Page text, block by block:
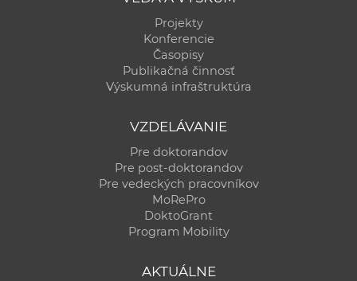
Projekty
Konferencie
Časopisy
Publikačná činnosť
Výskumná infraštruktúra
VZDELÁVANIE
Pre doktorandov
Pre post-doktorandov
Pre vedeckých pracovníkov
MoRePro
DoktoGrant
Program Mobility
AKTUÁLNE